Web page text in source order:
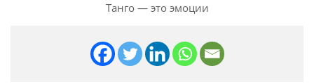
Танго — это эмоции